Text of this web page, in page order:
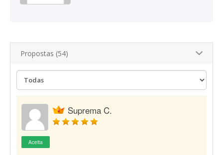
Propostas (54)
Suprema C.
Aceita